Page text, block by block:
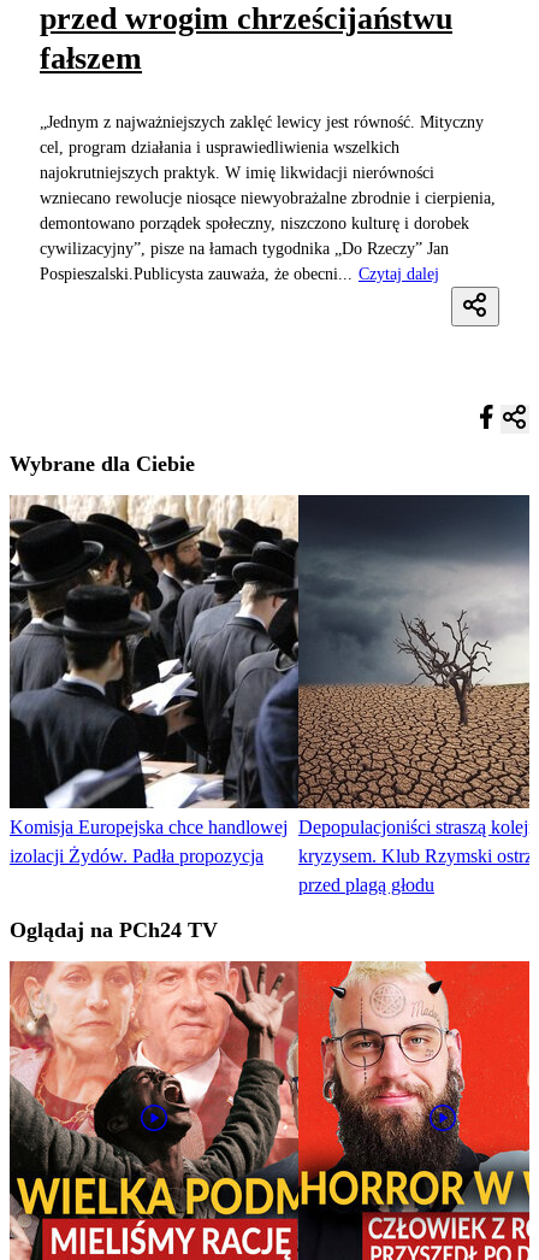
przed wrogim chrześcijaństwu
fałszem
„Jednym z najważniejszych zaklęć lewicy jest równość. Mityczny
cel, program działania i usprawiedliwienia wszelkich
najokrutniejszych praktyk. W imię likwidacji nierówności
wzniecano rewolucje niosące niewyobrażalne zbrodnie i cierpienia,
demontowano porządek społeczny, niszczono kulturę i dorobek
cywilizacyjny”, pisze na łamach tygodnika „Do Rzeczy” Jan
Pospieszalski.Publicysta zauważa, że obecni...
Czytaj dalej
Wybrane dla Ciebie
Komisja Europejska chce handlowej
izolacji Żydów. Padła propozycja
Depopulacjoniści straszą
kryzysem. Klub Rzymski
przed plagą głodu
Oglądaj na PCh24 TV